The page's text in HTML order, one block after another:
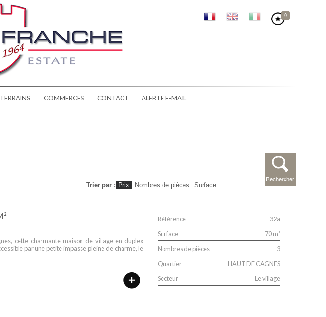
0
TERRAINS COMMERCES CONTACT ALERTE E-MAIL
Rechercher
Trier par : Prix Nombres de pièces Surface
Référence
32a
Surface
70 m²
Nombres de pièces
3
Quartier
HAUT DE CAGNES
Secteur
Le village
cette charmante maison de village en duplex
par une petite impasse pleine de charme, le